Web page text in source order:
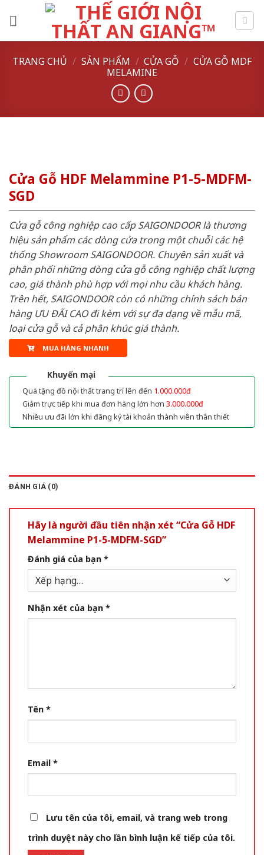
TRANG CHỦ / SẢN PHẨM / CỬA GỖ / CỬA GỖ MDF
MELAMINE
Cửa Gỗ HDF Melammine P1-5-MDFM-
SGD
Cửa gỗ công nghiệp cao cấp SAIGONDOOR là thương
hiệu sản phẩm các dòng cửa trong một chuỗi các hệ
thống Showroom SAIGONDOOR. Chuyên sản xuất và
phân phối những dòng cửa gỗ công nghiệp chất lượng
cao, giá thành phù hợp với mọi nhu cầu khách hàng.
Trên hết, SAIGONDOOR còn có những chính sách bán
hàng ƯU ĐÃI CAO đi kèm với sự đa dạng về mẫu mã,
loại cửa gỗ và cả phân khúc giá thành.
MUA HÀNG NHANH
Khuyến mại
Quà tặng đồ nội thất trang trí lên đến 1.000.000đ
Giảm trực tiếp khi mua đơn hàng lớn hơn 3.000.000đ
Nhiều ưu đãi lớn khi đăng ký tài khoản thành viên thân thiết
ĐÁNH GIÁ (0)
Hãy là người đầu tiên nhận xét “Cửa Gỗ HDF
Melammine P1-5-MDFM-SGD”
Đánh giá của bạn *
Nhận xét của bạn *
Tên *
Email *
Lưu tên của tôi, email, và trang web trong
trình duyệt này cho lần bình luận kế tiếp của tôi.